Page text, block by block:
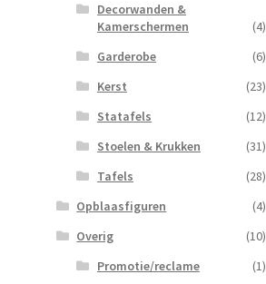
Decorwanden &
Kamerschermen
(4)
Garderobe
(6)
Kerst
(23)
Statafels
(12)
Stoelen & Krukken
(31)
Tafels
(28)
Opblaasfiguren
(4)
Overig
(10)
Promotie/reclame
(1)